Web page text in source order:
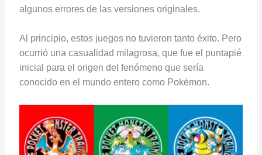
algunos errores de las versiones originales.
Al principio, estos juegos no tuvieron tanto éxito. Pero
ocurrió una casualidad milagrosa, que fue el puntapié
inicial para el origen del fenómeno que sería
conocido en el mundo entero como Pokémon.